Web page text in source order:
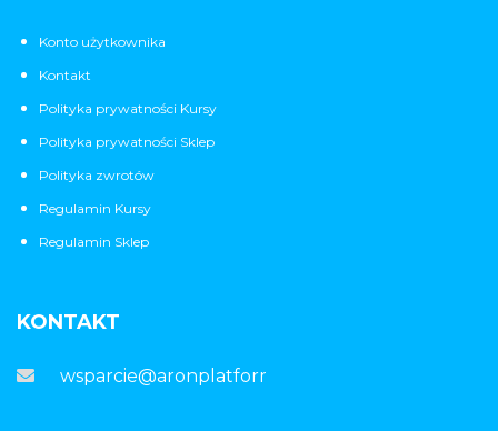
Konto użytkownika
Kontakt
Polityka prywatności Kursy
Polityka prywatności Sklep
Polityka zwrotów
Regulamin Kursy
Regulamin Sklep
KONTAKT
wsparcie@aronplatforma.pl